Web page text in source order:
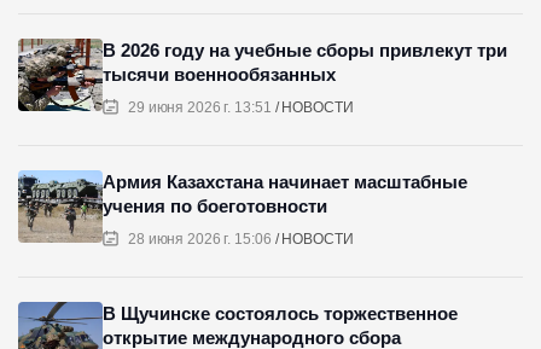
29 июня 2026 г. 13:51 НОВОСТИ
В 2026 году на учебные сборы привлекут три
тысячи военнообязанных
28 июня 2026 г. 15:06 НОВОСТИ
Армия Казахстана начинает масштабные
учения по боеготовности
В Щучинске состоялось торжественное
открытие международного сбора